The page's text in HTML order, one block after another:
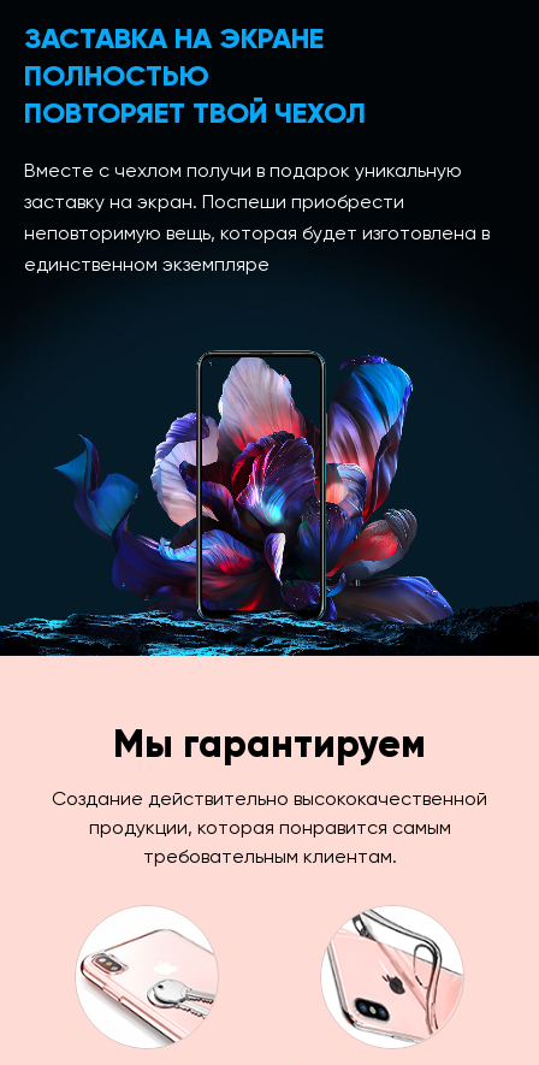
ЗАСТАВКА НА ЭКРАНЕ
ПОЛНОСТЬЮ
ПОВТОРЯЕТ ТВОЙ ЧЕХОЛ
Вместе с чехлом получи в подарок уникальную
заставку на экран. Поспеши приобрести
неповторимую вещь, которая будет изготовлена в
единственном экземпляре
Мы гарантируем
Создание действительно высококачественной
продукции, которая понравится самым
требовательным клиентам.